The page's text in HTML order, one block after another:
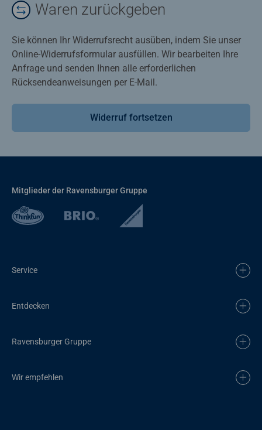
Waren zurückgeben
Sie können Ihr Widerrufsrecht ausüben, indem Sie unser
Online-Widerrufsformular ausfüllen. Wir bearbeiten Ihre
Anfrage und senden Ihnen alle erforderlichen
Rücksendeanweisungen per E-Mail.
Widerruf fortsetzen
Mitglieder der Ravensburger Gruppe
Service
Entdecken
Ravensburger Gruppe
Wir empfehlen